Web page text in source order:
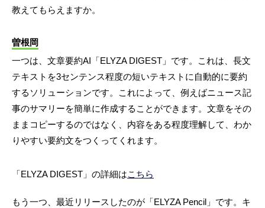
教えてもらえますか。
曽根岡
一つは、文章要約AI「ELYZA DIGEST」です。これは、長文
テキストを3センテンス程度の短いテキストに自動的に要約
するソリューションです。これによって、例えばニュース記
事のサマリーを簡単に作成することができます。文章をその
ままコピーするのではなく、内容をある程度理解して、わか
りやすい要約文をつくってくれます。
「ELYZA DIGEST」の詳細はこちら
もう一つ、最近リリースしたのが「ELYZA Pencil」です。キ